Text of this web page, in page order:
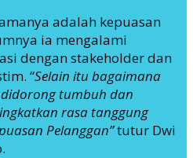
adalah kepuasan
ia mengalami
dengan stakeholder dan
“Selain itu bagaimana
tumbuh dan
rasa tanggung
Pelanggan”tutur Dwi